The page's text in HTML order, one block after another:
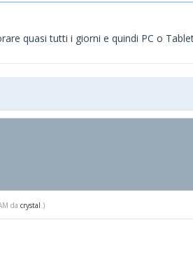
quasi tutti i giorni e quindi PC o
da crystal .)